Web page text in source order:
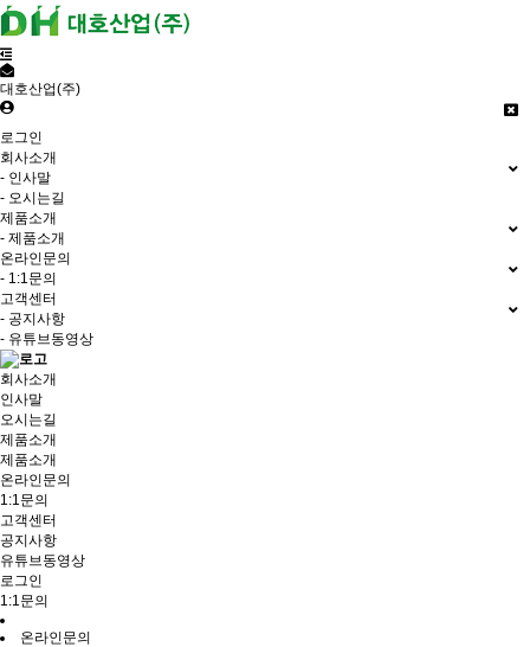
대호산업(주)
로그인
회사소개
- 인사말
- 오시는길
제품소개
- 제품소개
온라인문의
- 1:1문의
고객센터
- 공지사항
- 유튜브동영상
회사소개
인사말
오시는길
제품소개
제품소개
온라인문의
1:1문의
고객센터
공지사항
유튜브동영상
로그인
1:1문의
온라인문의